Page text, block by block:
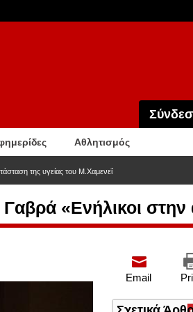
Αθλητισμός
της υγείας του Μ.Χαμενεΐ
«Ενήλικοι στην
Email